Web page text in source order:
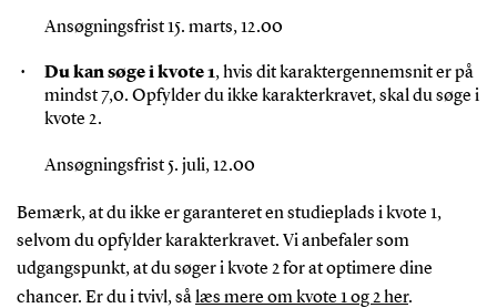
Ansøgningsfrist 15. marts, 12.00
Du kan søge i kvote 1, hvis dit karaktergennemsnit er på
mindst 7,0. Opfylder du ikke karakterkravet, skal du søge i
kvote 2.
Ansøgningsfrist 5. juli, 12.00
Bemærk, at du ikke er garanteret en studieplads i kvote 1,
selvom du opfylder karakterkravet. Vi anbefaler som
udgangspunkt, at du søger i kvote 2 for at optimere dine
chancer. Er du i tvivl, sålæs mere om kvote 1 og 2 her.